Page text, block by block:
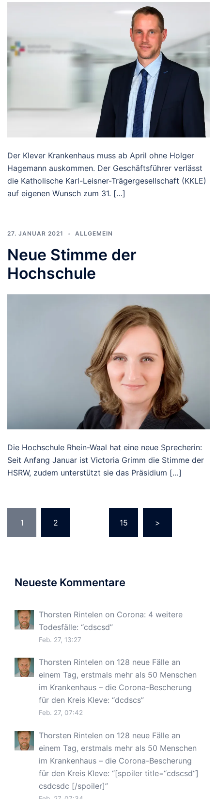
Der Klever Krankenhaus muss ab April ohne Holger
Hagemann auskommen. Der Geschäftsführer verlässt
die Katholische Karl-Leisner-Trägergesellschaft (KKLE)
auf eigenen Wunsch zum 31. […]
27. JANUAR 2021 ALLGEMEIN
Neue Stimme der
Hochschule
Die Hochschule Rhein-Waal hat eine neue Sprecherin:
Seit Anfang Januar ist Victoria Grimm die Stimme der
HSRW, zudem unterstützt sie das Präsidium […]
der
Beiträge
1 2 15 >
Neueste Kommentare
Thorsten Rintelen on Corona: 4 weitere
Todesfälle: “cdscsd”
Feb. 27, 13:27
Thorsten Rintelen on 128 neue Fälle an
einem Tag, erstmals mehr als 50 Menschen
im Krankenhaus – die Corona-Bescherung
für den Kreis Kleve: “dcdscs”
Feb. 27, 07:42
Thorsten Rintelen on 128 neue Fälle an
einem Tag, erstmals mehr als 50 Menschen
im Krankenhaus – die Corona-Bescherung
für den Kreis Kleve: “[spoiler title=“cdscsd“]
csdcsdc [/spoiler]”